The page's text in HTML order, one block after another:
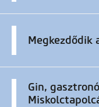
Megkezdődik
Gin,